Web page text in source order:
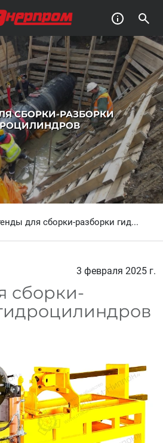
СБОРКИ-РАЗБОРКИ
для сборки-разборки гид...
3 февраля 2025 г.
сборки-